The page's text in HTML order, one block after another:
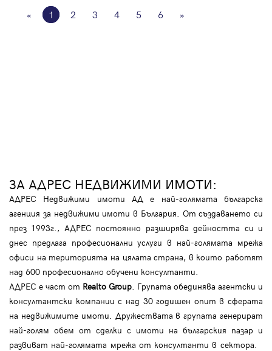
« 1 2 3 4 5 6 »
ЗА АДРЕС НЕДВИЖИМИ ИМОТИ:
АДРЕС Недвижими имоти АД е най-голямата българска
агенция за недвижими имоти в България. От създаването си
през 1993г., АДРЕС постоянно разширява дейността си и
днес предлага професионални услуги в най-голямата мрежа
офиси на територията на цялата страна, в които работят
над 600 професионално обучени консултанти.
АДРЕС е част от Realto Group . Групата обединява агентски и
консултантски компании с над 30 годишен опит в сферата
на недвижимите имоти. Дружествата в групата генерират
най-голям обем от сделки с имоти на българския пазар и
развиват най-голямата мрежа от консултанти в сектора.